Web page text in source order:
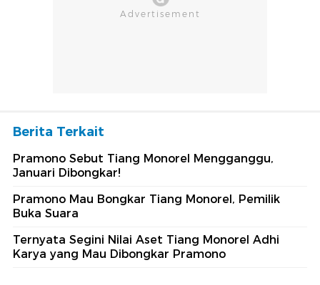
Berita Terkait
Pramono Sebut Tiang Monorel Mengganggu,
Januari Dibongkar!
Pramono Mau Bongkar Tiang Monorel, Pemilik
Buka Suara
Ternyata Segini Nilai Aset Tiang Monorel Adhi
Karya yang Mau Dibongkar Pramono